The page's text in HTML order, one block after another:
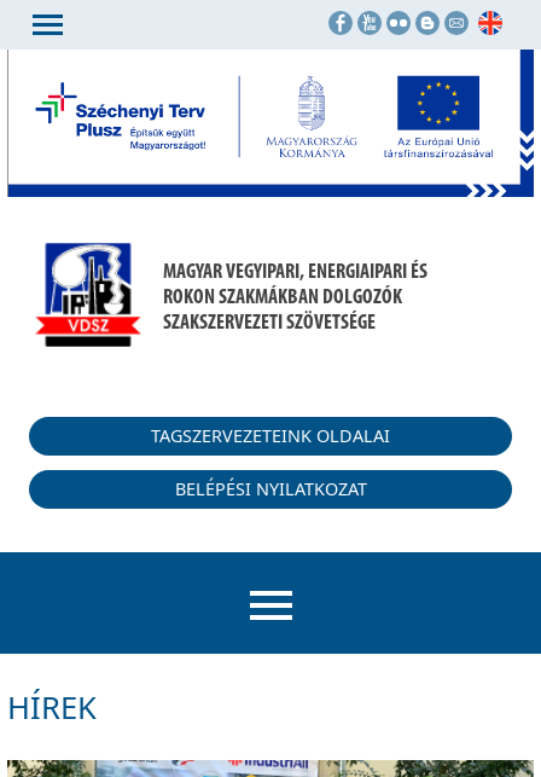
MAGYAR VEGYIPARI, ENERGIAIPARI ÉS
ROKON SZAKMÁKBAN DOLGOZÓK
SZAKSZERVEZETI SZÖVETSÉGE
TAGSZERVEZETEINK OLDALAI
BELÉPÉSI NYILATKOZAT
HÍREK